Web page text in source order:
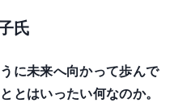
氏
に未来へ向かって歩んで
とはいったい何なのか。